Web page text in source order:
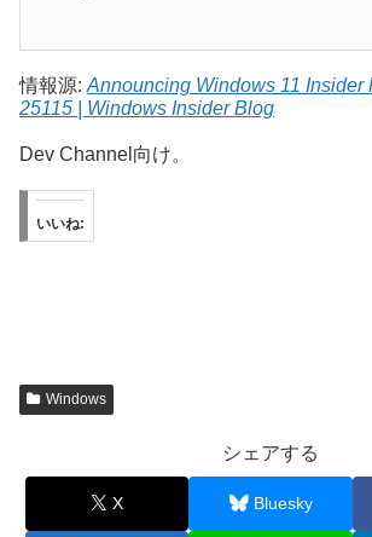
情報源: Announcing Windows 11 Insider
25115 | Windows Insider Blog
Dev Channel向け。
いいね:
Windows
シェアする
X Bluesky